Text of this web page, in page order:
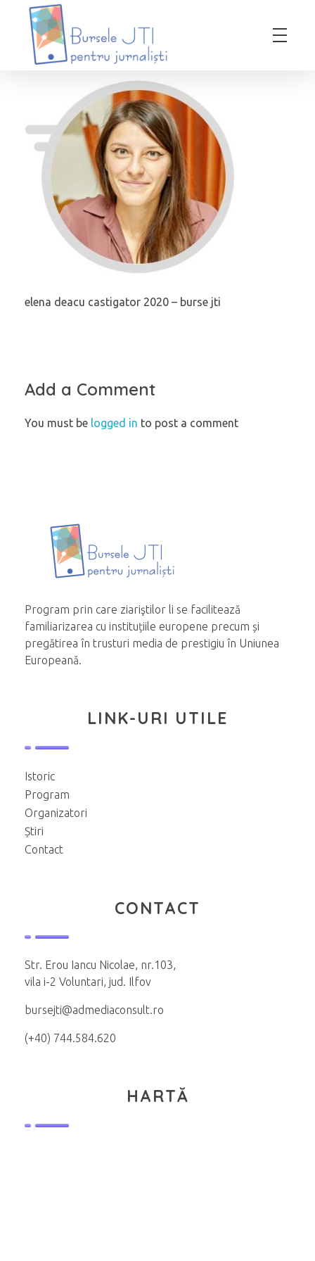
elena deacu castigator 2020 – burse jti
Add a Comment
You must be logged in to post a comment
Program prin care ziariştilor li se facilitează
familiarizarea cu instituțiile europene precum și
pregătirea în trusturi media de prestigiu în Uniunea
Europeană.
LINK-URI UTILE
Istoric
Program
Organizatori
Știri
Contact
CONTACT
Str. Erou Iancu Nicolae, nr.103,
vila i-2 Voluntari, jud. Ilfov
bursejti@admediaconsult.ro
(+40) 744.584.620
HARTĂ